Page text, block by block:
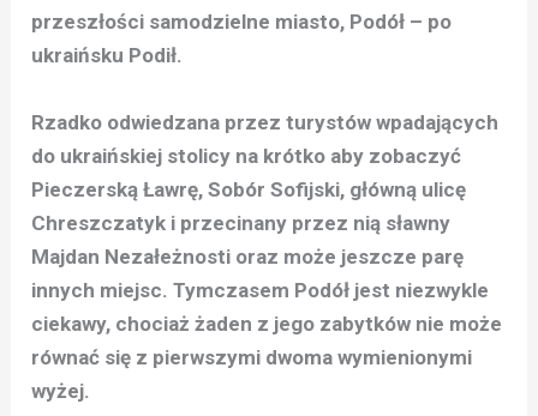
przeszłości samodzielne miasto, Podół – po
ukraińsku Podił.
Rzadko odwiedzana przez turystów wpadających
do ukraińskiej stolicy na krótko aby zobaczyć
Pieczerską Ławrę, Sobór Sofijski, główną ulicę
Chreszczatyk i przecinany przez nią sławny
Majdan Nezałeżnosti oraz może jeszcze parę
innych miejsc. Tymczasem Podół jest niezwykle
ciekawy, chociaż żaden z jego zabytków nie może
równać się z pierwszymi dwoma wymienionymi
wyżej.